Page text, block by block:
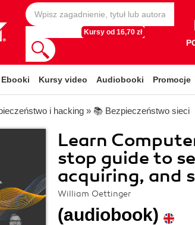
Kursy od 16,70 zł
Ebooki Kursy video Audiobooki Promocje
i hacking » 📚 Bezpieczeństwo sieci
Learn
stop guide to
acquiring, and
William Oettinger
(audiobook)